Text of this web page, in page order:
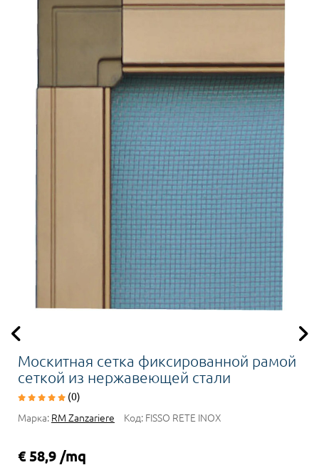
Москитная сетка фиксированной рамой
сеткой из нержавеющей стали
(0)
Марка: RM Zanzariere Код: FISSO RETE INOX
€ 58,9 /mq